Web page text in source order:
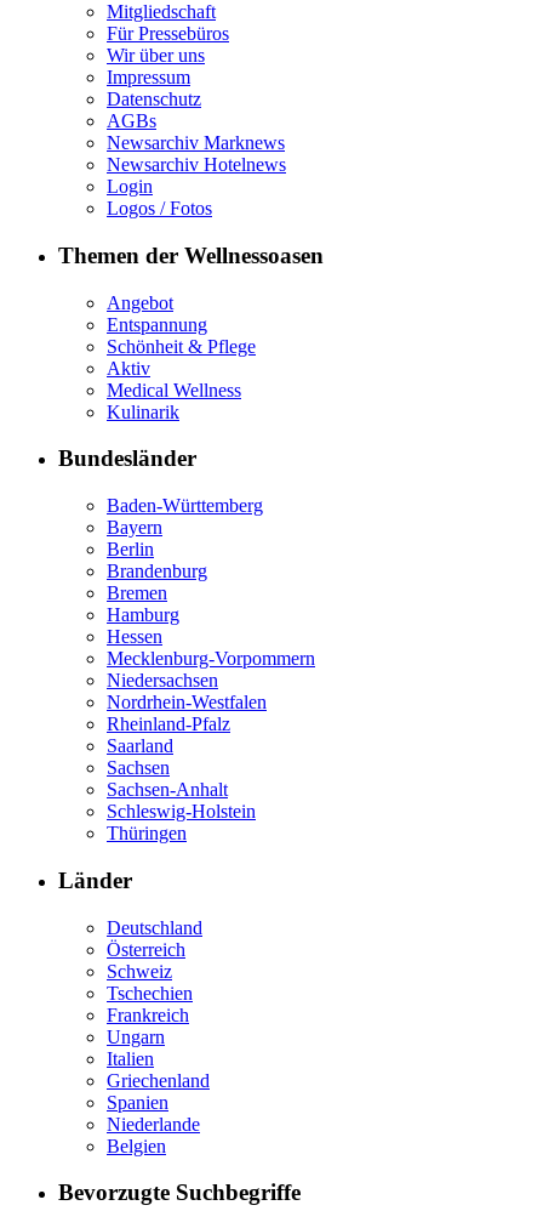
Mitgliedschaft
Für Pressebüros
Wir über uns
Impressum
Datenschutz
AGBs
Newsarchiv Marknews
Newsarchiv Hotelnews
Login
Logos / Fotos
Themen der Wellnessoasen
Angebot
Entspannung
Schönheit & Pflege
Aktiv
Medical Wellness
Kulinarik
Bundesländer
Baden-Württemberg
Bayern
Berlin
Brandenburg
Bremen
Hamburg
Hessen
Mecklenburg-Vorpommern
Niedersachsen
Nordrhein-Westfalen
Rheinland-Pfalz
Saarland
Sachsen
Sachsen-Anhalt
Schleswig-Holstein
Thüringen
Länder
Deutschland
Österreich
Schweiz
Tschechien
Frankreich
Ungarn
Italien
Griechenland
Spanien
Niederlande
Belgien
Bevorzugte Suchbegriffe